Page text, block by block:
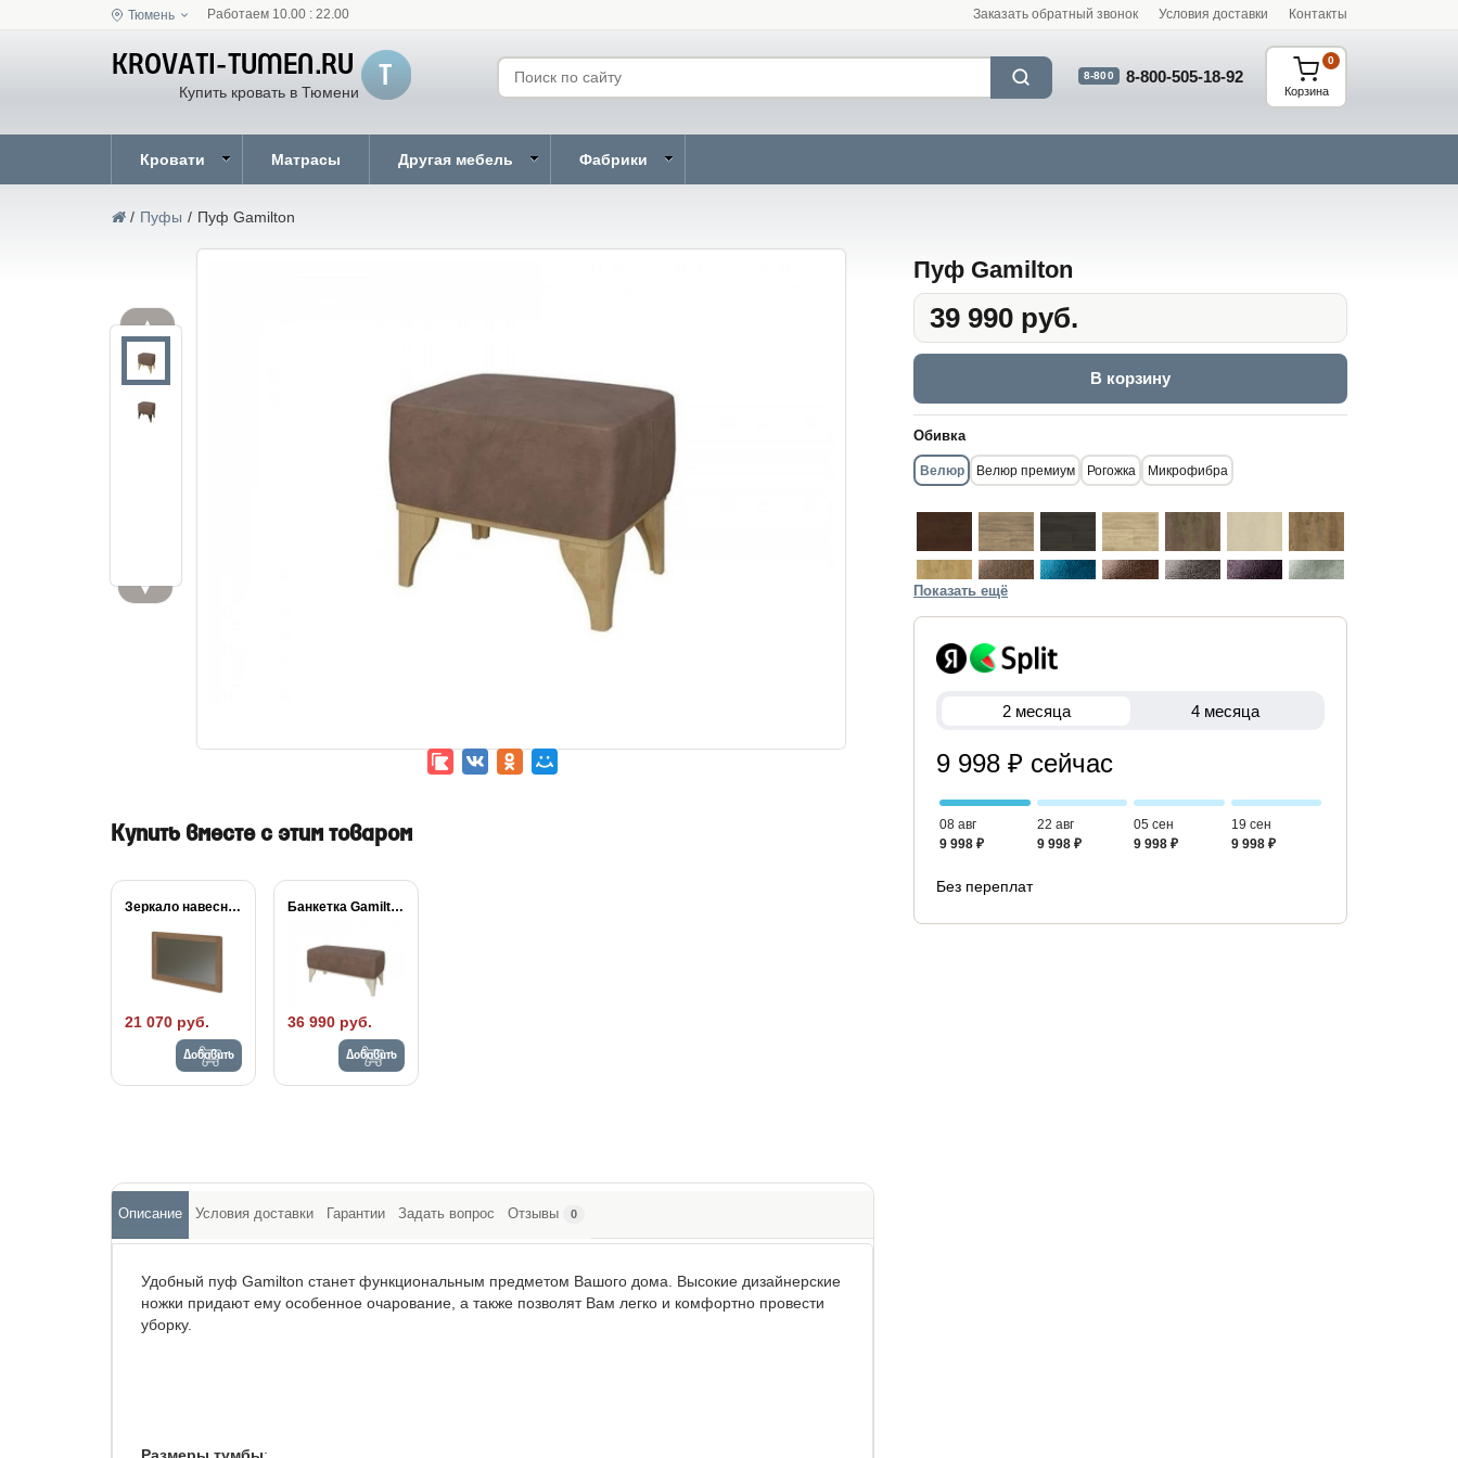
Тюмень Работаем 10.00 : 22.00 Заказать обратный звонок Условия доставки Контакты
Купить кровать в Тюмени
8-800 8-800-505-18-92
Корзина
0
Кровати Матрасы Другая мебель Фабрики
/ Пуфы / Пуф Gamilton
▲
▼
Пуф Gamilton
39 990 руб.
В корзину
Обивка
Велюр Велюр премиум Рогожка Микрофибра
Показать ещё
2 месяца 4 месяца
9 998 ₽ сейчас
08 авг
9 998 ₽
22 авг
9 998 ₽
05 сен
9 998 ₽
19 сен
9 998 ₽
Без переплат
Купить вместе с этим товаром
Зеркало навесное Gamilton
21 070 руб.
Добавить
Банкетка Gamilton
36 990 руб.
Добавить
Описание Условия доставки Гарантии Задать вопрос Отзывы 0
Удобный пуф Gamilton станет функциональным предметом Вашого дома. Высокие дизайнерские
ножки придают ему особенное очарование, а также позволят Вам легко и комфортно провести
уборку.